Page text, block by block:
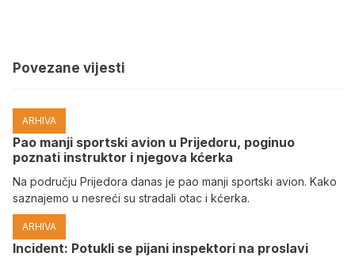
Povezane vijesti
ARHIVA
Pao manji sportski avion u Prijedoru, poginuo
poznati instruktor i njegova kćerka
Na području Prijedora danas je pao manji sportski avion. Kako
saznajemo u nesreći su stradali otac i kćerka.
ARHIVA
Incident: Potukli se pijani inspektori na proslavi